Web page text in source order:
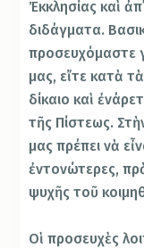
Ἐκκλησίας καὶ
διδάγματα.
προσευχόμαστε
μας, εἴτε κατὰ
δίκαιο καὶ
τῆς Πίστεως.
μας πρέπει νὰ
ἐντονώτερες,
ψυχῆς τοῦ
Οἱ προσευχὲς